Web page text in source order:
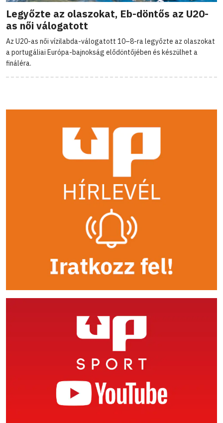
Legyőzte az olaszokat, Eb-döntős az U20-
as női válogatott
Az U20-as női vízilabda-válogatott 10–8-ra legyőzte az olaszokat
a portugáliai Európa-bajnokság elődöntőjében és készülhet a
fináléra.